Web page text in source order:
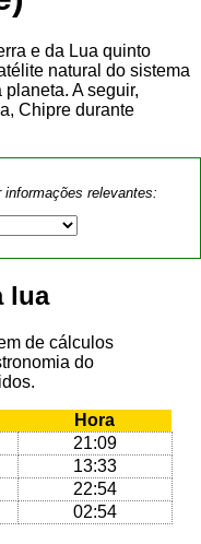
e da Lua quinto
natural do sistema
A seguir,
Chipre durante
relevantes:
lua
de cálculos
do
Hora
21:09
13:33
22:54
02:54